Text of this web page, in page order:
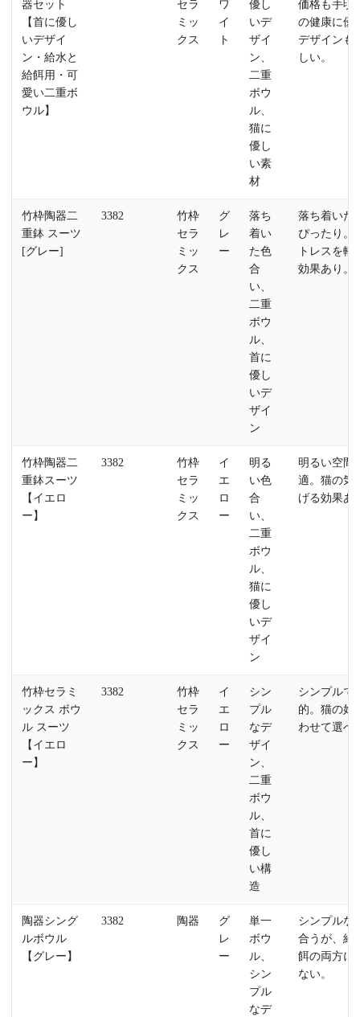
器セット
【首に優し
いデザイ
ン・給水と
給餌用・可
愛い二重ボ
ウル】
セラ
ミッ
クス
ワ
イ
ト
優し
いデ
ザイ
ン、
二重
ボウ
ル、
猫に
優し
い素
材
価格も手頃
の健康に優
デザインも
しい。
竹枠陶器二
重鉢 スーツ
[グレー]
3382
竹枠
セラ
ミッ
クス
グ
レ
ー
落ち
着い
た色
合
い、
二重
ボウ
ル、
首に
優し
いデ
ザイ
ン
落ち着いた
ぴったり。
トレスを軽
効果あり。
竹枠陶器二
重鉢スーツ
【イエロ
ー】
3382
竹枠
セラ
ミッ
クス
イ
エ
ロ
ー
明る
い色
合
い、
二重
ボウ
ル、
猫に
優し
いデ
ザイ
ン
明るい空間
適。猫の気
げる効果あ
竹枠セラミ
ックス ボウ
ル スーツ
【イエロ
ー】
3382
竹枠
セラ
ミッ
クス
イ
エ
ロ
ー
シン
プル
なデ
ザイ
ン、
二重
ボウ
ル、
首に
優し
い構
造
シンプルで
的。猫の好
わせて選べ
陶器シング
ルボウル
【グレー】
3382 陶器
グ
レ
ー
単一
ボウ
ル、
シン
プル
なデ
シンプルな
合うが、給
餌の両方に
ない。